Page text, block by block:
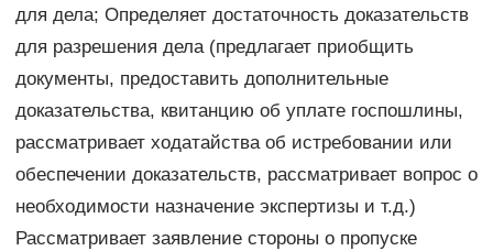
для дела; Определяет достаточность доказательств
для разрешения дела (предлагает приобщить
документы, предоставить дополнительные
доказательства, квитанцию об уплате госпошлины,
рассматривает ходатайства об истребовании или
обеспечении доказательств, рассматривает вопрос о
необходимости назначение экспертизы и т.д.)
Рассматривает заявление стороны о пропуске